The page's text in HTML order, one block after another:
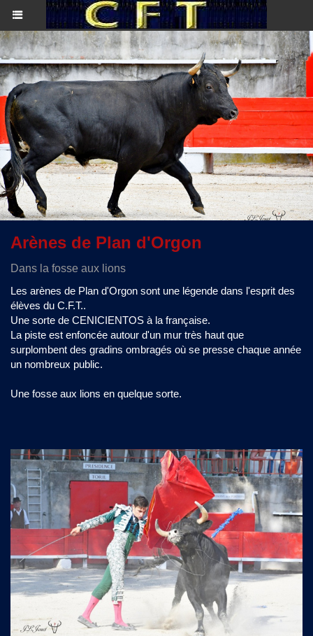
Arènes de Plan d'Orgon
Dans la fosse aux lions
Les arènes de Plan d'Orgon sont une légende dans l'esprit des
élèves du C.F.T..
Une sorte de CENICIENTOS à la française.
La piste est enfoncée autour d'un mur très haut que
surplombent des gradins ombragés où se presse chaque année
un nombreux public.
Une fosse aux lions en quelque sorte.